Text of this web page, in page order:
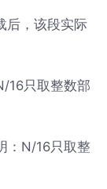
后，该段实际
16只取整数部
：N/16只取整